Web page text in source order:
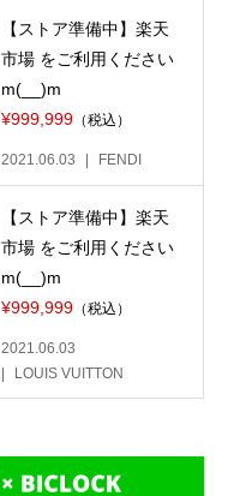
【ストア準備中】楽天
市場 をご利用ください
m(__)m
¥999,999（税込）
2021.06.03 FENDI
【ストア準備中】楽天
市場 をご利用ください
m(__)m
¥999,999（税込）
2021.06.03
LOUIS VUITTON